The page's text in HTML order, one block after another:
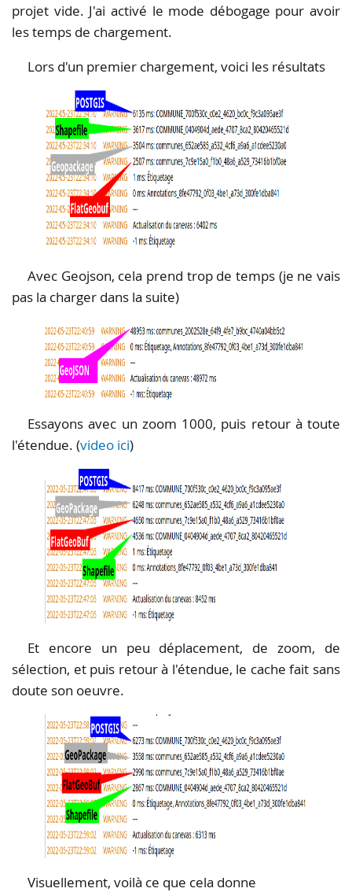
projet vide. J'ai activé le mode débogage pour avoir
les temps de chargement.
Lors d'un premier chargement, voici les résultats
Avec Geojson, cela prend trop de temps (je ne vais
pas la charger dans la suite)
Essayons avec un zoom 1000, puis retour à toute
l'étendue. (video ici)
Et encore un peu déplacement, de zoom, de
sélection, et puis retour à l'étendue, le cache fait sans
doute son oeuvre.
Visuellement, voilà ce que cela donne